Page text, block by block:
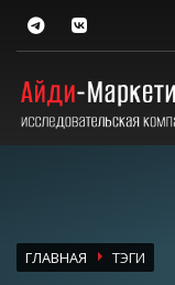
ГЛАВНАЯ ТЭГИ